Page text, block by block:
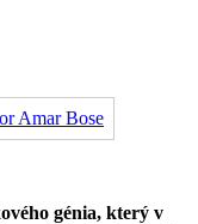
génia, který v